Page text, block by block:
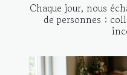
Chaque jour, nous
de personnes :